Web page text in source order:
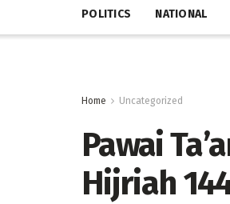
POLITICS NATIONAL
Home Uncategorized
Pawai
Hijriah